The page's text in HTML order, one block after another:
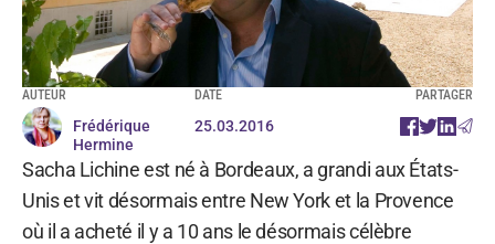
AUTEUR
Frédérique
Hermine
DATE
25.03.2016
PARTAGER
Sacha Lichine est né à Bordeaux, a grandi aux États-
Unis et vit désormais entre New York et la Provence
où il a acheté il y a 10 ans le désormais célèbre